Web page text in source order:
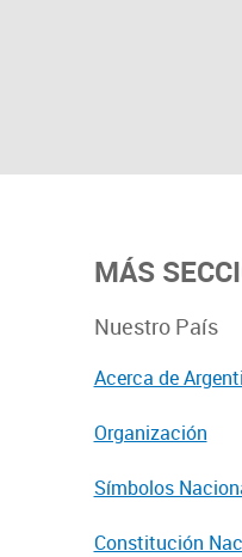
MÁS
Nuestro País
Acerca de
Organización
Símbolos
Constitución